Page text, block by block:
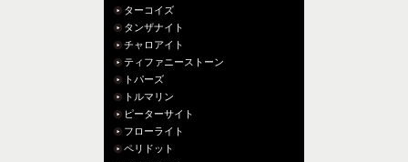
ターコイズ
タンザナイト
チャロアイト
ティファニーストーン
トパーズ
トルマリン
ピーターサイト
フローライト
ペリドット